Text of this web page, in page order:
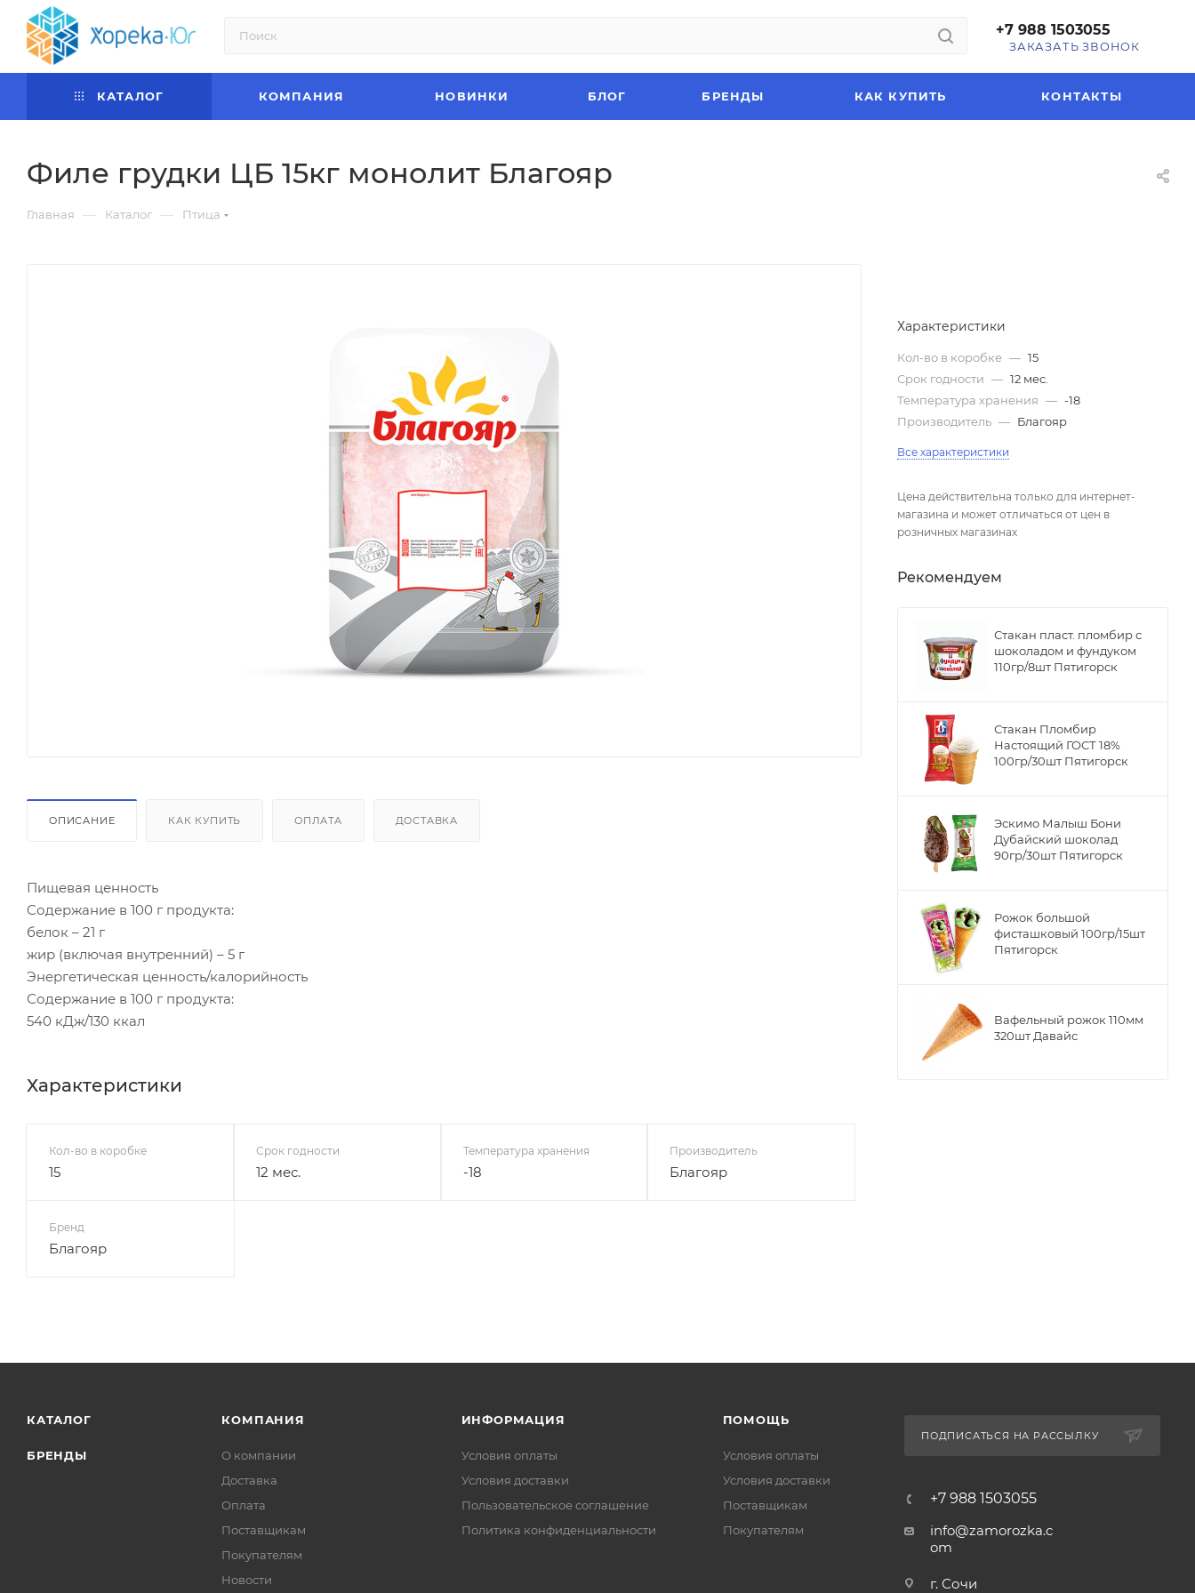
+7 988 1503055
ЗАКАЗАТЬ ЗВОНОК
КАТАЛОГ КОМПАНИЯ НОВИНКИ БЛОГ БРЕНДЫ КАК КУПИТЬ КОНТАКТЫ
Филе грудки ЦБ 15кг монолит Благояр
Главная — Каталог — Птица
ОПИСАНИЕ КАК КУПИТЬ ОПЛАТА ДОСТАВКА
Пищевая ценность
Cодержание в 100 г продукта:
белок – 21 г
жир (включая внутренний) – 5 г
Энергетическая ценность/калорийность
Содержание в 100 г продукта:
540 кДж/130 ккал
Характеристики
Кол-во в коробке
15
Срок годности
12 мес.
Температура хранения
-18
Производитель
Благояр
Бренд
Благояр
Характеристики
Кол-во в коробке — 15
Срок годности — 12 мес.
Температура хранения — -18
Производитель — Благояр
Все характеристики
Цена действительна только для интернет-
магазина и может отличаться от цен в
розничных магазинах
Рекомендуем
Стакан пласт. пломбир с
шоколадом и фундуком
110гр/8шт Пятигорск
Стакан Пломбир
Настоящий ГОСТ 18%
100гр/30шт Пятигорск
Эскимо Малыш Бони
Дубайский шоколад
90гр/30шт Пятигорск
Рожок большой
фисташковый 100гр/15шт
Пятигорск
Вафельный рожок 110мм
320шт Давайс
КАТАЛОГ
БРЕНДЫ
КОМПАНИЯ
О компании
Доставка
Оплата
Поставщикам
Покупателям
Новости
ИНФОРМАЦИЯ
Условия оплаты
Условия доставки
Пользовательское соглашение
Политика конфиденциальности
ПОМОЩЬ
Условия оплаты
Условия доставки
Поставщикам
Покупателям
ПОДПИСАТЬСЯ НА РАССЫЛКУ
+7 988 1503055
info@zamorozka.c
om
г. Сочи